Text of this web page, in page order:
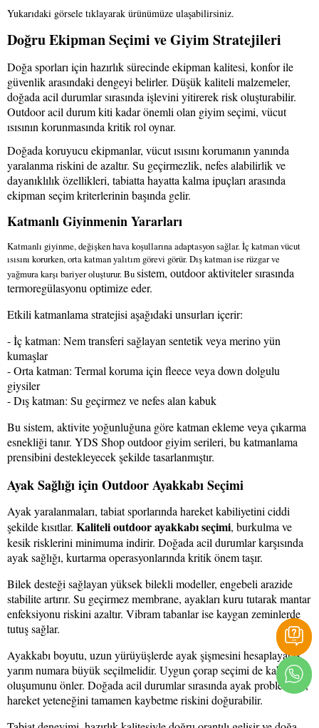
Yukarıdaki görsele tıklayarak ürünümüze ulaşabilirsiniz.
Doğru Ekipman Seçimi ve Giyim Stratejileri
Doğa sporları için hazırlık sürecinde ekipman kalitesi, konfor ile
güvenlik arasındaki dengeyi belirler. Düşük kaliteli malzemeler,
doğada acil durumlar sırasında işlevini yitirerek risk oluşturabilir.
Outdoor acil durum kiti kadar önemli olan giyim seçimi, vücut
ısısının korunmasında kritik rol oynar.
Doğada koruyucu ekipmanlar, vücut ısısını korumanın yanında
yaralanma riskini de azaltır. Su geçirmezlik, nefes alabilirlik ve
dayanıklılık özellikleri, tabiatta hayatta kalma ipuçları arasında
ekipman seçim kriterlerinin başında gelir.
Katmanlı Giyinmenin Yararları
Katmanlı giyinme, değişken hava koşullarına adaptasyon sağlar. İç katman vücut
ısısını korurken, orta katman yalıtım görevi görür. Dış katman ise rüzgar ve
yağmura karşı bariyer oluşturur. Busistem, outdoor aktiviteler sırasında
termoregülasyonu optimize eder.
Etkili katmanlama stratejisi aşağıdaki unsurları içerir:
- İç katman: Nem transferi sağlayan sentetik veya merino yün
kumaşlar
- Orta katman: Termal koruma için fleece veya down dolgulu
giysiler
- Dış katman: Su geçirmez ve nefes alan kabuk
Bu sistem, aktivite yoğunluğuna göre katman ekleme veya çıkarma
esnekliği tanır. YDS Shop outdoor giyim serileri, bu katmanlama
prensibini destekleyecek şekilde tasarlanmıştır.
Ayak Sağlığı için Outdoor Ayakkabı Seçimi
Ayak yaralanmaları, tabiat sporlarında hareket kabiliyetini ciddi
şekilde kısıtlar. Kaliteli outdoor ayakkabı seçimi, burkulma ve
kesik risklerini minimuma indirir. Doğada acil durumlar karşısında
ayak sağlığı, kurtarma operasyonlarında kritik önem taşır.
Bilek desteği sağlayan yüksek bilekli modeller, engebeli arazide
stabilite artırır. Su geçirmez membrane, ayakları kuru tutarak mantar
enfeksiyonu riskini azaltır. Vibram tabanlar ise kaygan zeminlerde
tutuş sağlar.
Ayakkabı boyutu, uzun yürüyüşlerde ayak şişmesini hesaplayarak
yarım numara büyük seçilmelidir. Uygun çorap seçimi de kabarcık
oluşumunu önler. Doğada acil durumlar sırasında ayak problemleri,
hareket yeteneğini tamamen kaybetme riskini doğurabilir.